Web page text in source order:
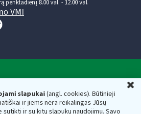
slapukai(angl. cookies). Būtinieji
ir jiems nėra reikalingas Jūsų
ir su kitų slapukų naudojimu. Savo
penktadienį 8.00 val. - 12.00 val.
VMI
inspekcija prie Lietuvos
ministerijos
asmens kodas — 188659752,